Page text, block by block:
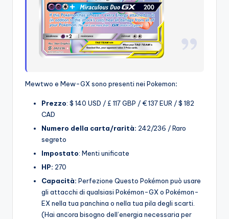
Mewtwo e Mew-GX sono presenti nei Pokemon:
Prezzo: $ 140 USD / £ 117 GBP / € 137 EUR / $ 182
CAD
Numero della carta/rarità: 242/236 / Raro
segreto
Impostato: Menti unificate
HP: 270
Capacità: Perfezione Questo Pokémon può usare
gli attacchi di qualsiasi Pokémon-GX o Pokémon-
EX nella tua panchina o nella tua pila degli scarti.
(Hai ancora bisogno dell’energia necessaria per